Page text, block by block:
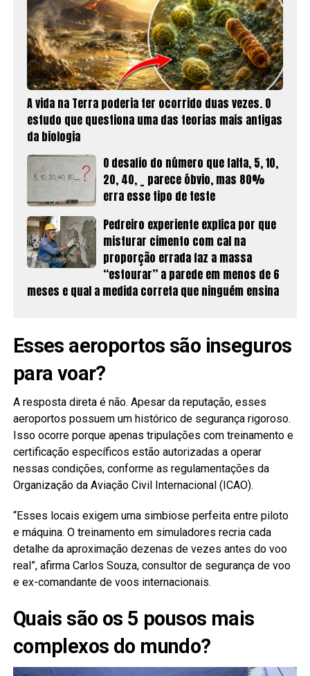
A vida na Terra poderia ter ocorrido duas vezes. O
estudo que questiona uma das teorias mais antigas
da biologia
O desafio do número que falta, 5, 10,
20, 40, _ parece óbvio, mas 80%
erra esse tipo de teste
Pedreiro experiente explica por que
misturar cimento com cal na
proporção errada faz a massa
“estourar” a parede em menos de 6
meses e qual a medida correta que ninguém ensina
Esses aeroportos são inseguros
para voar?
A resposta direta é não. Apesar da reputação, esses
aeroportos possuem um histórico de segurança rigoroso.
Isso ocorre porque apenas tripulações com treinamento e
certificação específicos estão autorizadas a operar
nessas condições, conforme as regulamentações da
Organização da Aviação Civil Internacional (ICAO).
“Esses locais exigem uma simbiose perfeita entre piloto
e máquina. O treinamento em simuladores recria cada
detalhe da aproximação dezenas de vezes antes do voo
real”, afirma Carlos Souza, consultor de segurança de voo
e ex-comandante de voos internacionais.
Quais são os 5 pousos mais
complexos do mundo?